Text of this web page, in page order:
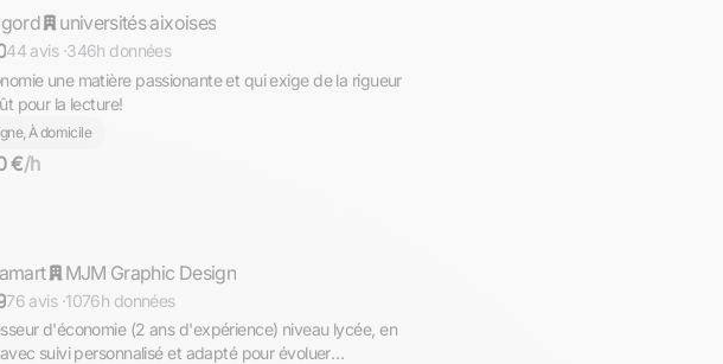
Répond rapidementuniversités aixoises
44 avis ·346h données
une matière passionante et qui exige de la rigueur
pour la lecture!
À domicile
€/h
Répond rapidementMJM Graphic Design
76 avis ·1076h données
d'économie (2 ans d'expérience) niveau lycée, en
suivi personnalisé et adapté pour évoluer